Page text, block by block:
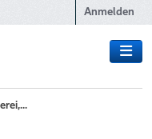
Anmelden